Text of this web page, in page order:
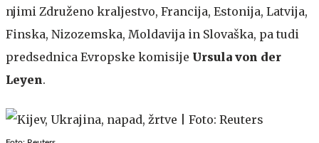
njimi Združeno kraljestvo, Francija, Estonija, Latvija,
Finska, Nizozemska, Moldavija in Slovaška, pa tudi
predsednica Evropske komisije Ursula von der
Leyen.